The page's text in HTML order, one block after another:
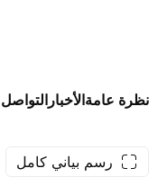
نظرة عامةالأخبار
رسم بياني كامل